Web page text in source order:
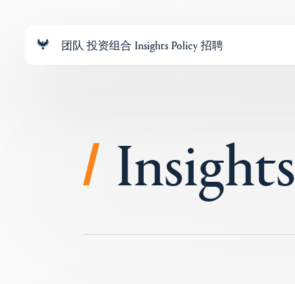
团队 投资组合 Insights Policy招聘
/ Insights